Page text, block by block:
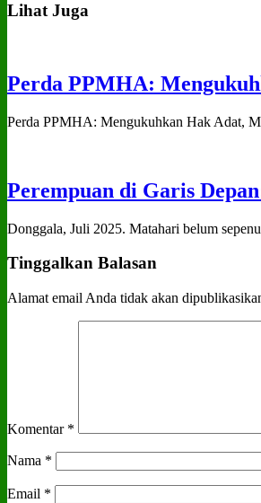
Lihat Juga
Perda PPMHA:
Perda PPMHA: Mengukuhkan Hak Adat,
Perempuan di Garis
Donggala, Juli 2025. Matahari belum
Tinggalkan Balasan
Alamat email Anda tidak akan
Komentar *
Nama *
Email *